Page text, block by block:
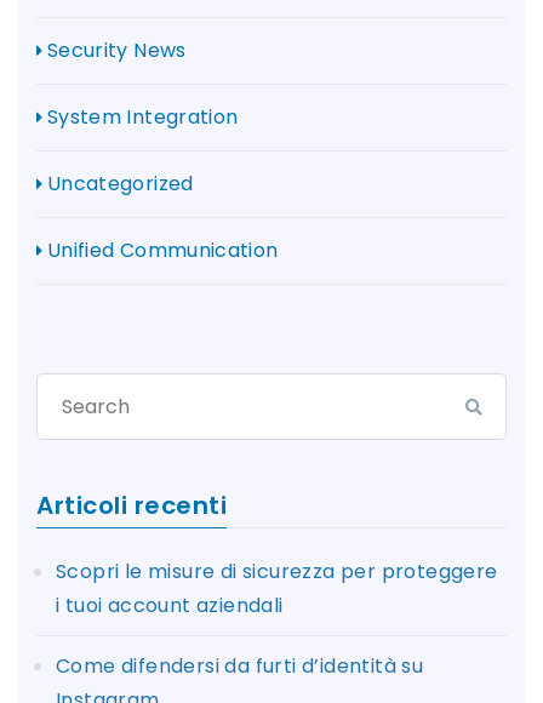
Security News
System Integration
Uncategorized
Unified Communication
Articoli recenti
Scopri le misure di sicurezza per proteggere
i tuoi account aziendali
Come difendersi da furti d’identità su